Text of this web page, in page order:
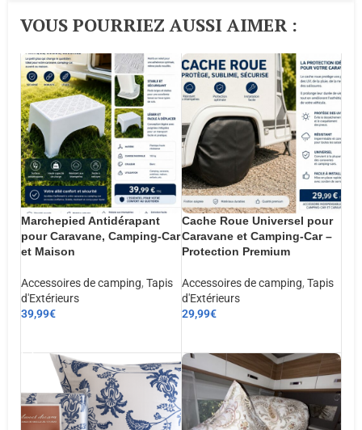
VOUS POURRIEZ AUSSI AIMER :​
Marchepied Antidérapant
pour Caravane, Camping-Car
et Maison
Accessoires de camping, Tapis
d'Extérieurs
39,99€
Cache Roue Universel pour
Caravane et Camping-Car –
Protection Premium
Accessoires de camping, Tapis
d'Extérieurs
29,99€